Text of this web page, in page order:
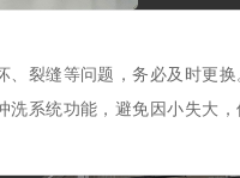
、裂缝等问题，务必及时更
洗系统功能，避免因小失大